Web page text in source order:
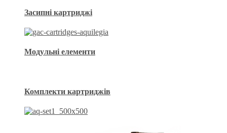
Засипні картриджі
Модульні елементи
Комплекти картриджів